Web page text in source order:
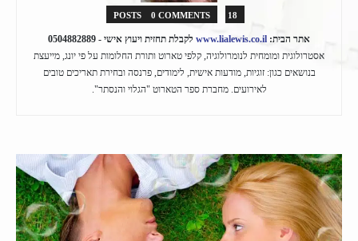
18 POSTS
0 COMMENTS
אתר הבית: www.lialewis.co.il לקבלת תחזית ויעוץ אישי - 0504882889
אסטרולוגית ומומחית לנומרולוגיה, קלפי טארוט ותורת החלומות על פי יונג, מייעצת
בנושאים כגון: זוגיות, מודעות אישית, לימודים, פרנסה ובחירת תאריכים טובים
לאירועים. מחברת ספר הטארוט "הגלוי והנסתר".